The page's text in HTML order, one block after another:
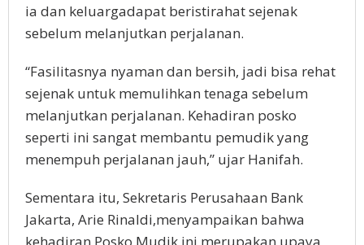
ia dan keluargadapat beristirahat sejenak
sebelum melanjutkan perjalanan.
“Fasilitasnya nyaman dan bersih, jadi bisa rehat
sejenak untuk memulihkan tenaga sebelum
melanjutkan perjalanan. Kehadiran posko
seperti ini sangat membantu pemudik yang
menempuh perjalanan jauh,” ujar Hanifah.
Sementara itu, Sekretaris Perusahaan Bank
Jakarta, Arie Rinaldi,menyampaikan bahwa
kehadiran Posko Mudik ini merupakan upaya